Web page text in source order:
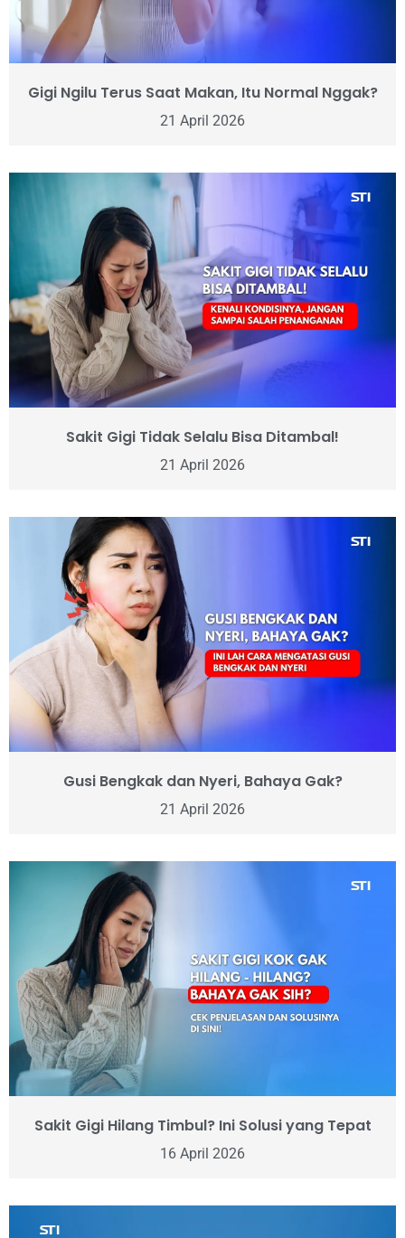
Gigi Ngilu Terus Saat Makan, Itu Normal Nggak?
21 April 2026
Sakit Gigi Tidak Selalu Bisa Ditambal!
21 April 2026
Gusi Bengkak dan Nyeri, Bahaya Gak?
21 April 2026
Sakit Gigi Hilang Timbul? Ini Solusi yang Tepat
16 April 2026